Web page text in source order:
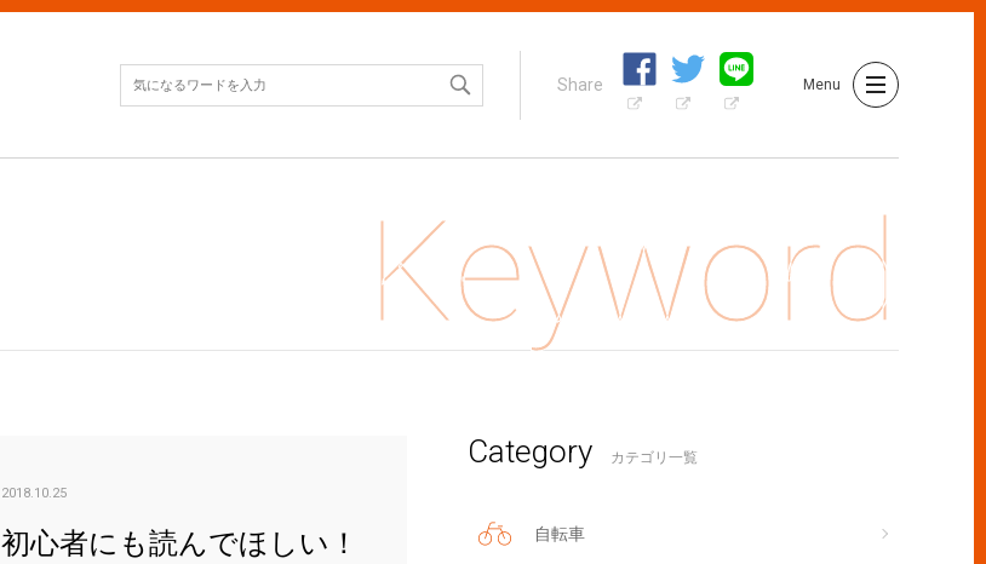
Share Menu
初心者にも読んでほしい！「カペルミュール 」磯田美咲さんのロード
2018.10.25
初心者にも読んでほしい！
Category カテゴリ一覧
自転車